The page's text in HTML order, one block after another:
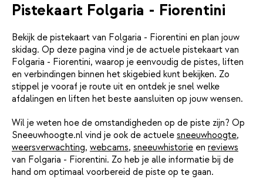
Pistekaart Folgaria - Fiorentini
Bekijk de pistekaart van Folgaria - Fiorentini en plan jouw
skidag. Op deze pagina vind je de actuele pistekaart van
Folgaria - Fiorentini, waarop je eenvoudig de pistes, liften
en verbindingen binnen het skigebied kunt bekijken. Zo
stippel je vooraf je route uit en ontdek je snel welke
afdalingen en liften het beste aansluiten op jouw wensen.
Wil je weten hoe de omstandigheden op de piste zijn? Op
Sneeuwhoogte.nl vind je ook de actuele sneeuwhoogte,
weersverwachting, webcams, sneeuwhistorie en reviews
van Folgaria - Fiorentini. Zo heb je alle informatie bij de
hand om optimaal voorbereid de piste op te gaan.